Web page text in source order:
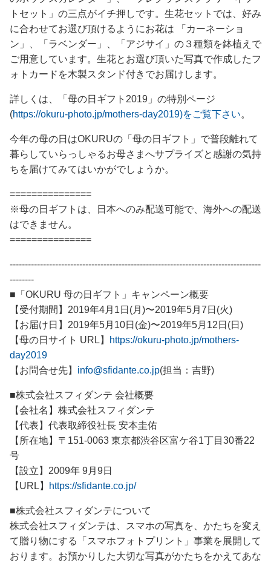
トセット」の三点がイチ押しです。生花セットでは、好み
に合わせてお選び頂けるようにお花は 「カーネーショ
ン」、「ラベンダー」、「アジサイ」の３種類を鉢植えで
ご用意しています。生花とお選び頂いた写真で作成したフ
ォトカードを木製スタンド付きでお届けします。
詳しくは、「母の日ギフト2019」の特別ページ
(https://okuru-photo.jp/mothers-day2019)をご覧下さい。
今年の母の日はOKURUの「母の日ギフト」で普段離れて
暮らしていらっしゃるお母さまへサプライズと感謝の気持
ちを届けてみてはいかがでしょうか。
===============
※母の日ギフトは、日本へのみ配送可能で、海外への配送
はできません。
===============
-----------------------------------------------------------------------------------
--------
■「OKURU 母の日ギフト」キャンペーン概要
【受付期間】2019年4月1日(月)〜2019年5月7日(火)
【お届け日】2019年5月10日(金)〜2019年5月12日(日)
【母の日サイト URL】
https://okuru-photo.jp/mothers-
day2019
【お問合せ先】 info@sfidante.co.jp(担当：吉野)
■株式会社スフィダンテ 会社概要
【会社名】株式会社スフィダンテ
【代表】代表取締役社長 安本圭佑
【所在地】〒151-0063 東京都渋谷区富ケ谷1丁目30番22
号
【設立】2009年 9月9日
【URL】
https://sfidante.co.jp/
■株式会社スフィダンテについて
株式会社スフィダンテは、スマホの写真を、かたちを変え
て贈り物にする「スマホフォトプリント」事業を展開して
おります。お預かりした大切な写真がかたちをかえてあな